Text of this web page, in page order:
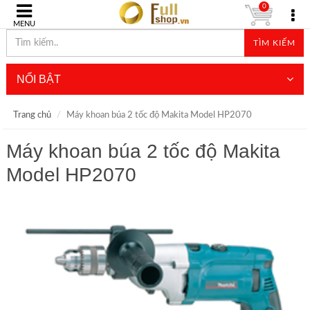
MENU
TÌM KIẾM
0
NỔI BẬT
Trang chủ Máy khoan búa 2 tốc độ Makita Model HP2070
Máy khoan búa 2 tốc độ Makita
Model HP2070